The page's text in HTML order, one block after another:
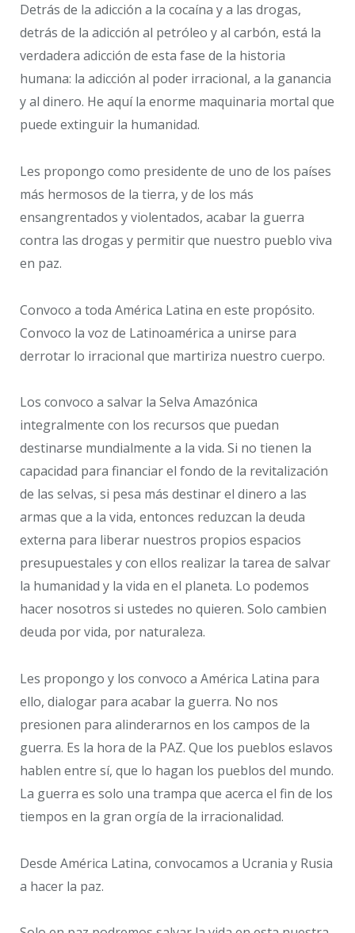
Detrás de la adicción a la cocaína y a las drogas,
detrás de la adicción al petróleo y al carbón, está la
verdadera adicción de esta fase de la historia
humana: la adicción al poder irracional, a la ganancia
y al dinero. He aquí la enorme maquinaria mortal que
puede extinguir la humanidad.
Les propongo como presidente de uno de los países
más hermosos de la tierra, y de los más
ensangrentados y violentados, acabar la guerra
contra las drogas y permitir que nuestro pueblo viva
en paz.
Convoco a toda América Latina en este propósito.
Convoco la voz de Latinoamérica a unirse para
derrotar lo irracional que martiriza nuestro cuerpo.
Los convoco a salvar la Selva Amazónica
integralmente con los recursos que puedan
destinarse mundialmente a la vida. Si no tienen la
capacidad para financiar el fondo de la revitalización
de las selvas, si pesa más destinar el dinero a las
armas que a la vida, entonces reduzcan la deuda
externa para liberar nuestros propios espacios
presupuestales y con ellos realizar la tarea de salvar
la humanidad y la vida en el planeta. Lo podemos
hacer nosotros si ustedes no quieren. Solo cambien
deuda por vida, por naturaleza.
Les propongo y los convoco a América Latina para
ello, dialogar para acabar la guerra. No nos
presionen para alinderarnos en los campos de la
guerra. Es la hora de la PAZ. Que los pueblos eslavos
hablen entre sí, que lo hagan los pueblos del mundo.
La guerra es solo una trampa que acerca el fin de los
tiempos en la gran orgía de la irracionalidad.
Desde América Latina, convocamos a Ucrania y Rusia
a hacer la paz.